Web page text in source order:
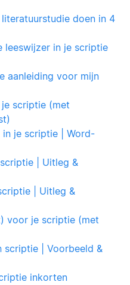
doen in 4
leeswijzer in je scriptie
aanleiding voor mijn
scriptie (met
in je scriptie | Word-
| Uitleg &
| Uitleg &
voor je scriptie (met
scriptie | Voorbeeld &
inkorten